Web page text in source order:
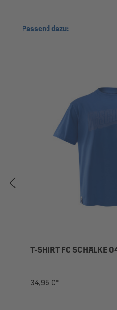
Produktgalerie überspringen
Passend dazu:
T-SHIRT FC SCHALKE
34,95 €*